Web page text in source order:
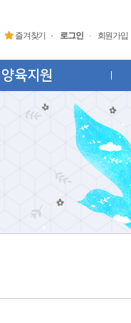
즐겨찾기 로그인 회원가입
육지원